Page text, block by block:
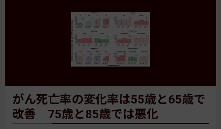
がん死亡率の変化率は55歳と65歳で
改善 75歳と85歳では悪化